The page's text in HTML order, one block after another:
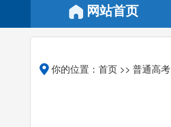
网站首页
你的位置： 首页 >> 普通高考